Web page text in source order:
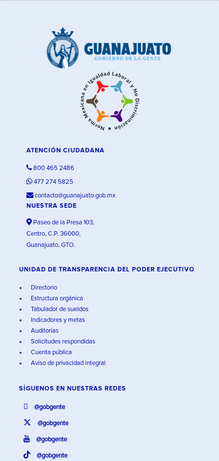
ATENCIÓN CIUDADANA
800 465 2486
477 274 5825
contacto@guanajuato.gob.mx
NUESTRA SEDE
Paseo de la Presa 103,
Centro, C.P. 36000,
Guanajuato, GTO.
UNIDAD DE TRANSPARENCIA DEL PODER EJECUTIVO
Directorio
Estructura orgánica
Tabulador de sueldos
Indicadores y metas
Auditorías
Solicitudes respondidas
Cuenta pública
Aviso de privacidad integral
SÍGUENOS EN NUESTRAS REDES
@gobgente
@gobgente
@gobgente
@gobgente